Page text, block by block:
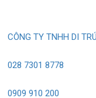
CÔNG TY TNHH DI TRÚ
028 7301 8778
0909 910 200